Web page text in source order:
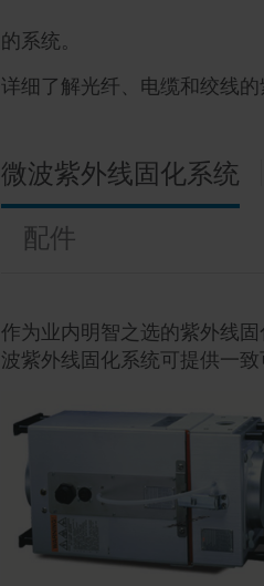
的系统。
详细了解光纤、电缆和绞线
微波紫外线固化系统
配件
作为业内明智之选的紫外线
波紫外线固化系统可提供一致